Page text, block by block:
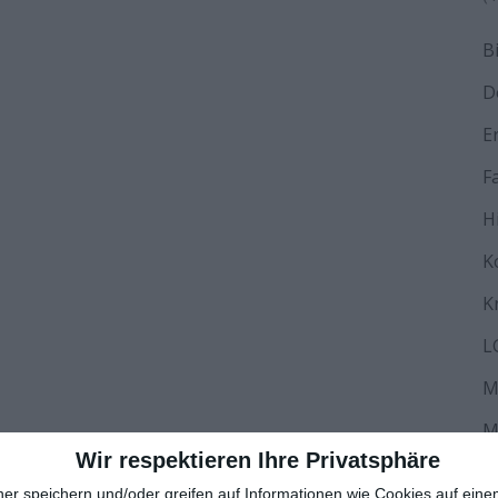
Wir respektieren Ihre Privatsphäre
speichern und/oder greifen auf Informationen wie Cookies auf